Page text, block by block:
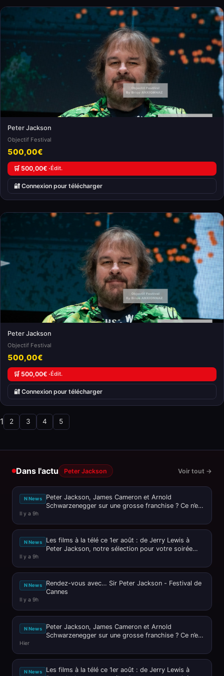
Peter Jackson
Objectif Festival
500,00€
🛒 500,00€ ·Édit.
🔐 Connexion pour télécharger
Peter Jackson
Objectif Festival
500,00€
🛒 500,00€ ·Édit.
🔐 Connexion pour télécharger
1 2 3 4 5
Dans l'actu Peter Jackson Voir tout →
N News
Peter Jackson, James Cameron et Arnold
Schwarzenegger sur une grosse franchise ? Ce n’est
Il y a 9h
N News
Les films à la télé ce 1er août : de Jerry Lewis à
Peter Jackson, notre sélection pour votre soirée
Il y a 9h
N News
Rendez-vous avec… Sir Peter Jackson - Festival de
Cannes
Il y a 9h
N News
Peter Jackson, James Cameron et Arnold
Schwarzenegger sur une grosse franchise ? Ce n’est
Hier
N News
Les films à la télé ce 1er août : de Jerry Lewis à